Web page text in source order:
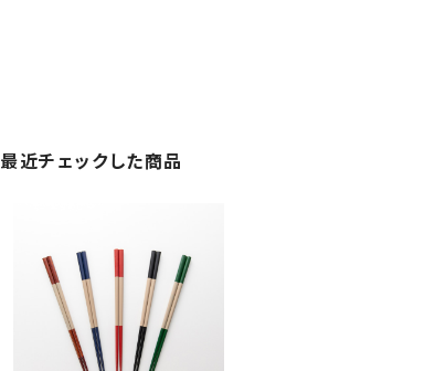
最近チェックした商品